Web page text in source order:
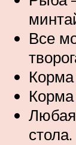
Все
Корма
Любая
стола.